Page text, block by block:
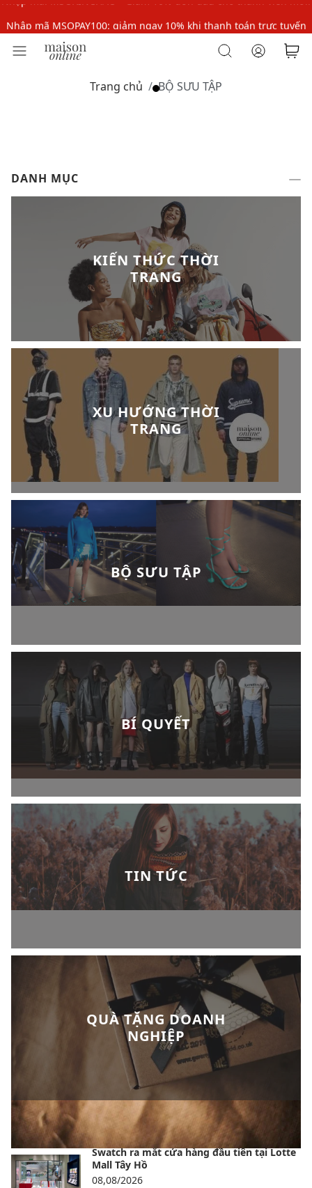
Nhập mã: MSOXINCHAO - Giảm 10% đơn đầu cho thành viên mới!
Nhập mã: MSOXINCHAO - Giảm 10% đơn đầu cho thành viên mới!
Trang chủ BỘ SƯU TẬP
DANH MỤC
KIẾN THỨC THỜI
TRANG
XU HƯỚNG THỜI
TRANG
BỘ SƯU TẬP
BÍ QUYẾT
TIN TỨC
QUÀ TẶNG DOANH
NGHIỆP
BÀI VIẾT NỔI BẬT
Swatch ra mắt cửa hàng đầu tiên tại Lotte
Mall Tây Hồ
08,08/2026